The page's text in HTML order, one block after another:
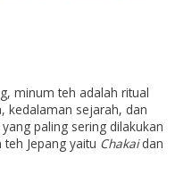
minum teh adalah ritual
kedalaman sejarah, dan
paling sering dilakukan
Jepang yaitu Chakaidan